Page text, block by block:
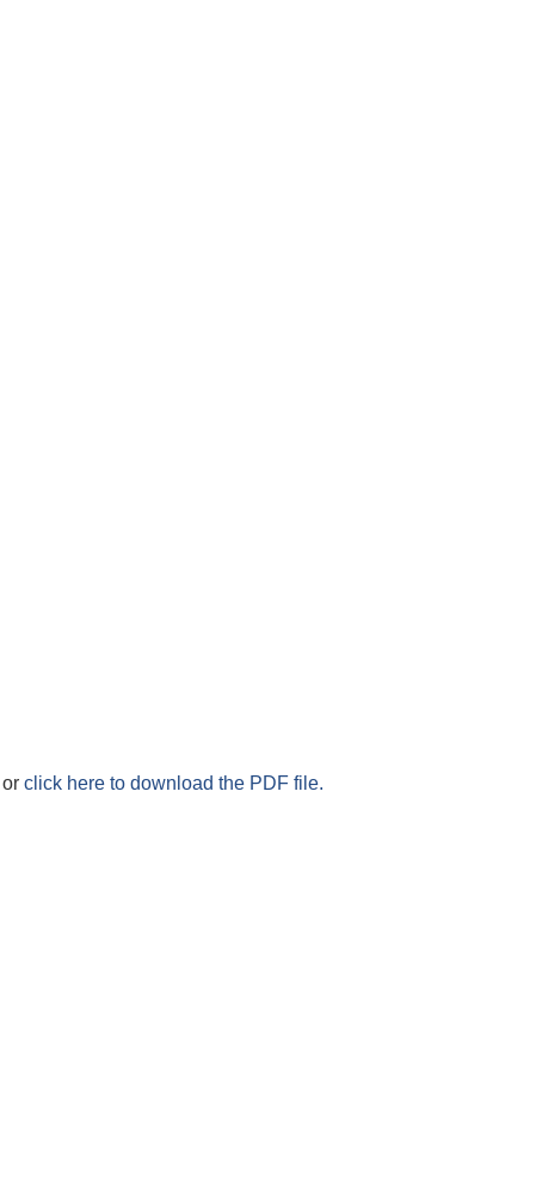
or click here to download the PDF file.